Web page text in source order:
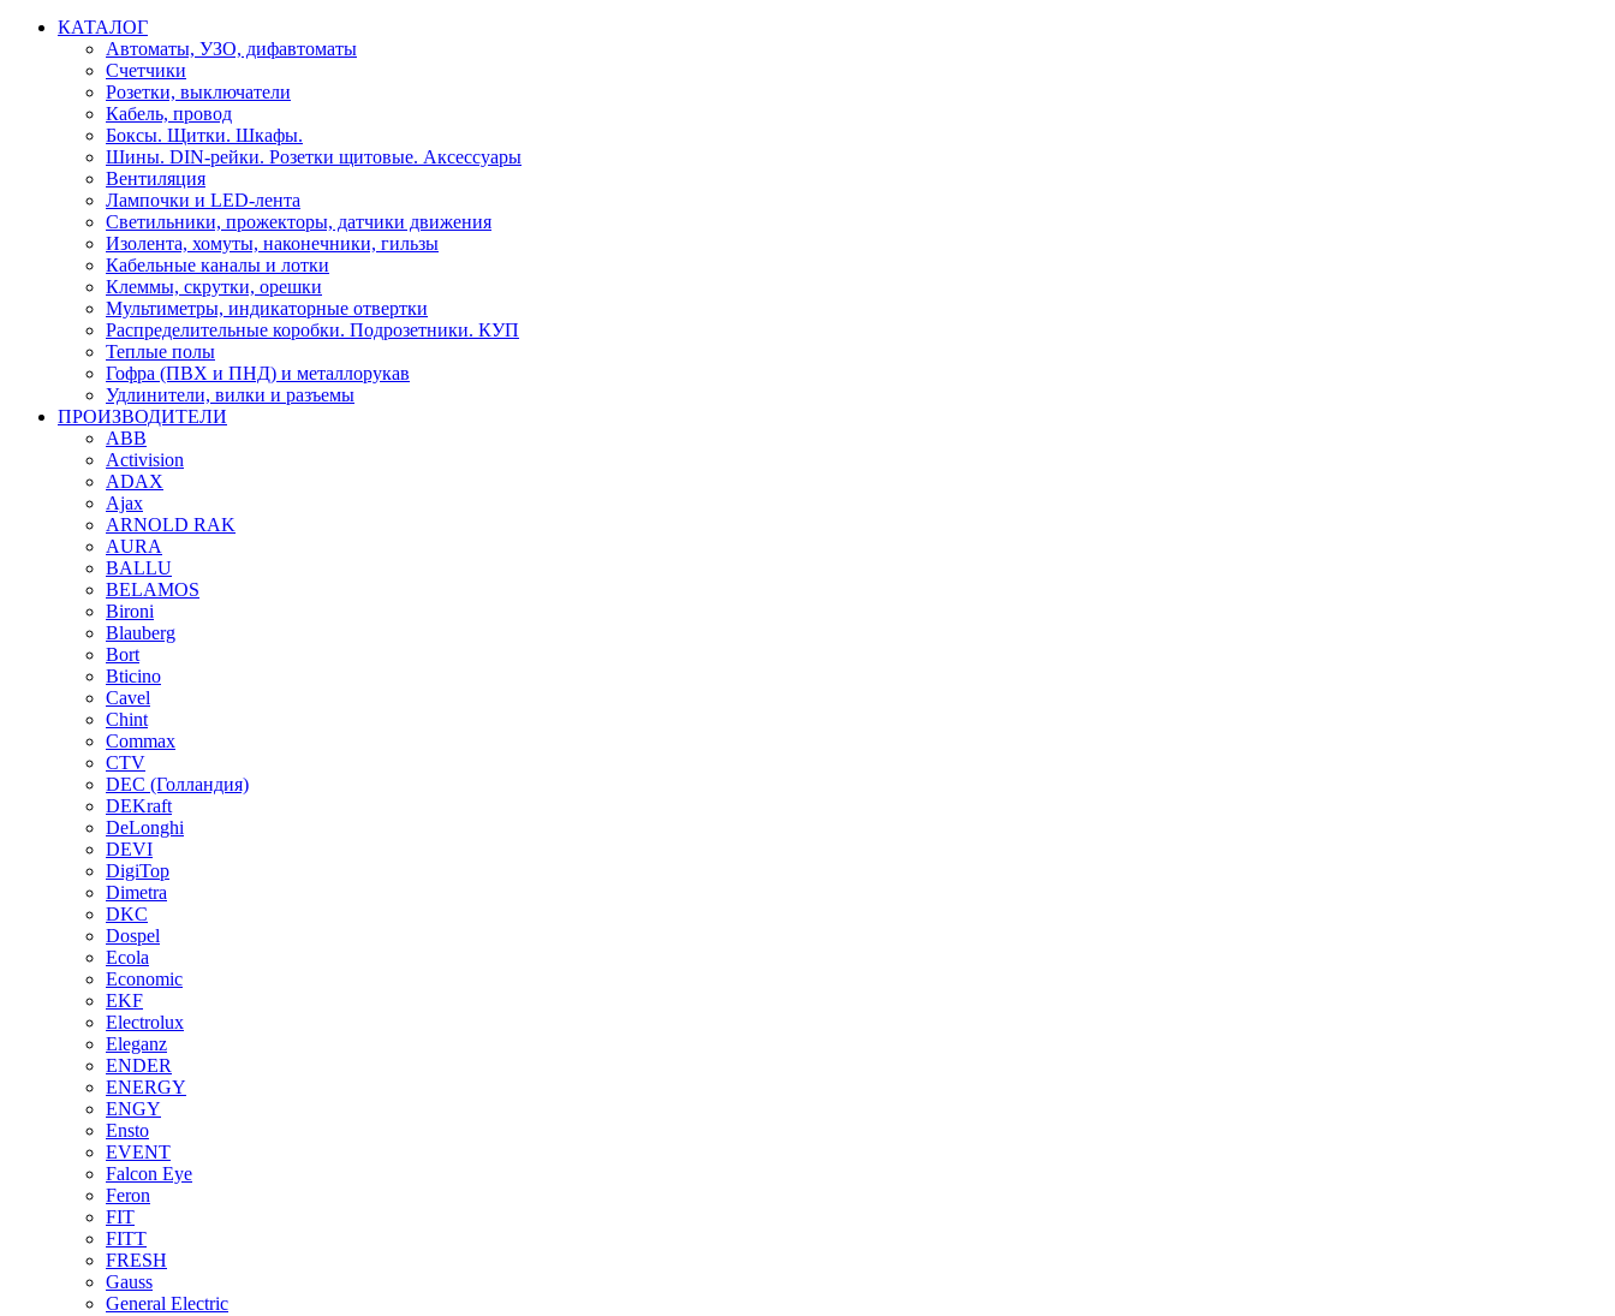
КАТАЛОГ
Автоматы, УЗО, дифавтоматы
Счетчики
Розетки, выключатели
Кабель, провод
Боксы. Щитки. Шкафы.
Шины. DIN-рейки. Розетки щитовые. Аксессуары
Вентиляция
Лампочки и LED-лента
Светильники, прожекторы, датчики движения
Изолента, хомуты, наконечники, гильзы
Кабельные каналы и лотки
Клеммы, скрутки, орешки
Мультиметры, индикаторные отвертки
Распределительные коробки. Подрозетники. КУП
Теплые полы
Гофра (ПВХ и ПНД) и металлорукав
Удлинители, вилки и разъемы
ПРОИЗВОДИТЕЛИ
ABB
Activision
ADAX
Ajax
ARNOLD RAK
AURA
BALLU
BELAMOS
Bironi
Blauberg
Bort
Bticino
Cavel
Chint
Commax
CTV
DEC (Голландия)
DEKraft
DeLonghi
DEVI
DigiTop
Dimetra
DKC
Dospel
Ecola
Economic
EKF
Electrolux
Eleganz
ENDER
ENERGY
ENGY
Ensto
EVENT
Falcon Eye
Feron
FIT
FITT
FRESH
Gauss
General Electric